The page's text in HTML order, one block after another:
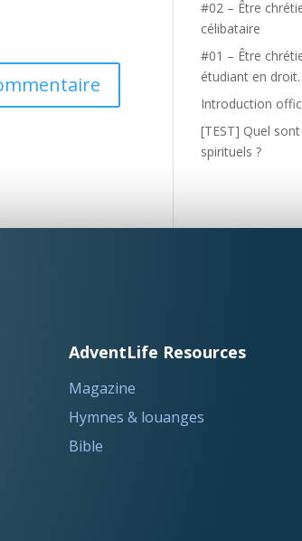
#02 – Être
célibataire
#01 – Être
étudiant en droit.
Introduction
[TEST] Quel
spirituels ?
AdventLife Resources
Magazine
Hymnes & louanges
Bible